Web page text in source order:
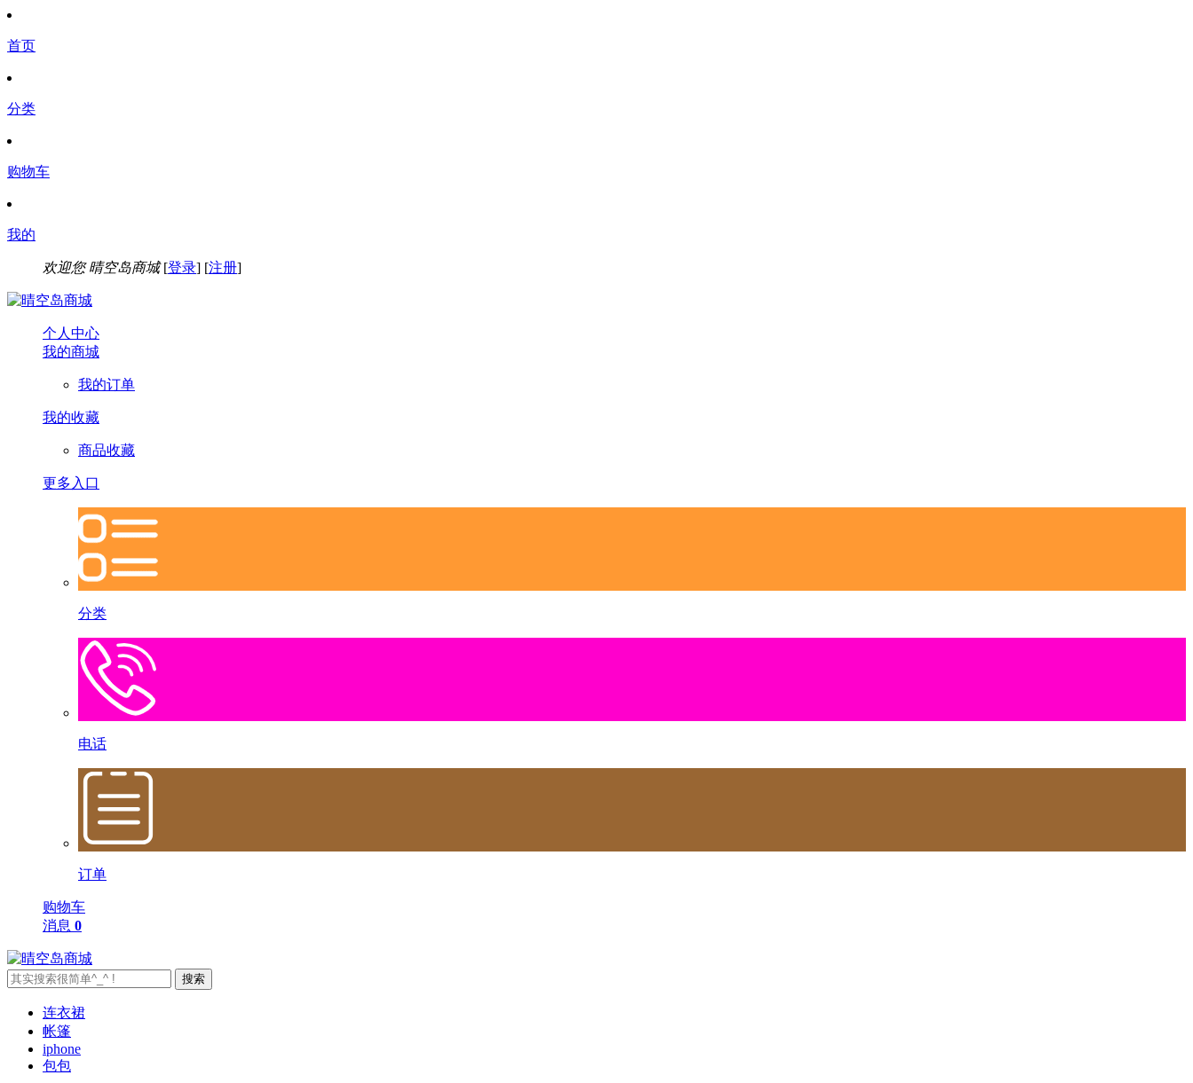
首页
分类
购物车
我的
欢迎您 晴空岛商城[登录] [注册]
个人中心
我的商城
我的订单
我的收藏
商品收藏
更多入口
分类
电话
订单
购物车
消息 0
搜索
连衣裙
帐篷
iphone
包包